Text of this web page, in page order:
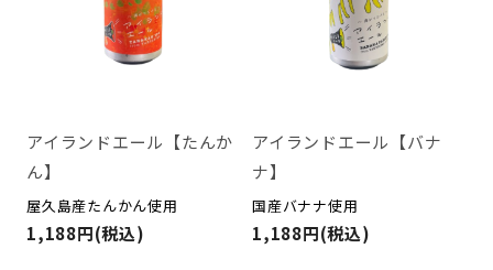
アイランドエール【たんか
ん】
屋久島産たんかん使用
1,188円(税込)
アイランドエール【バナ
ナ】
国産バナナ使用
1,188円(税込)